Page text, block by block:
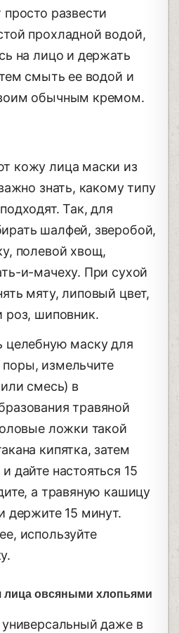
развести
прохладной водой,
на лицо и держать
смыть ее водой и
обычным кремом.
кожу лица маски из
знать, какому типу
Так, для
шалфей, зверобой,
полевой хвощ,
и-мачеху. При сухой
мяту, липовый цвет,
роз, шиповник.
целебную маску для
измельчите
смесь) в
травяной
ложки такой
кипятка, затем
дайте настояться 15
а травяную кашицу
держите 15 минут.
используйте
лица овсяными хлопьями
даже в